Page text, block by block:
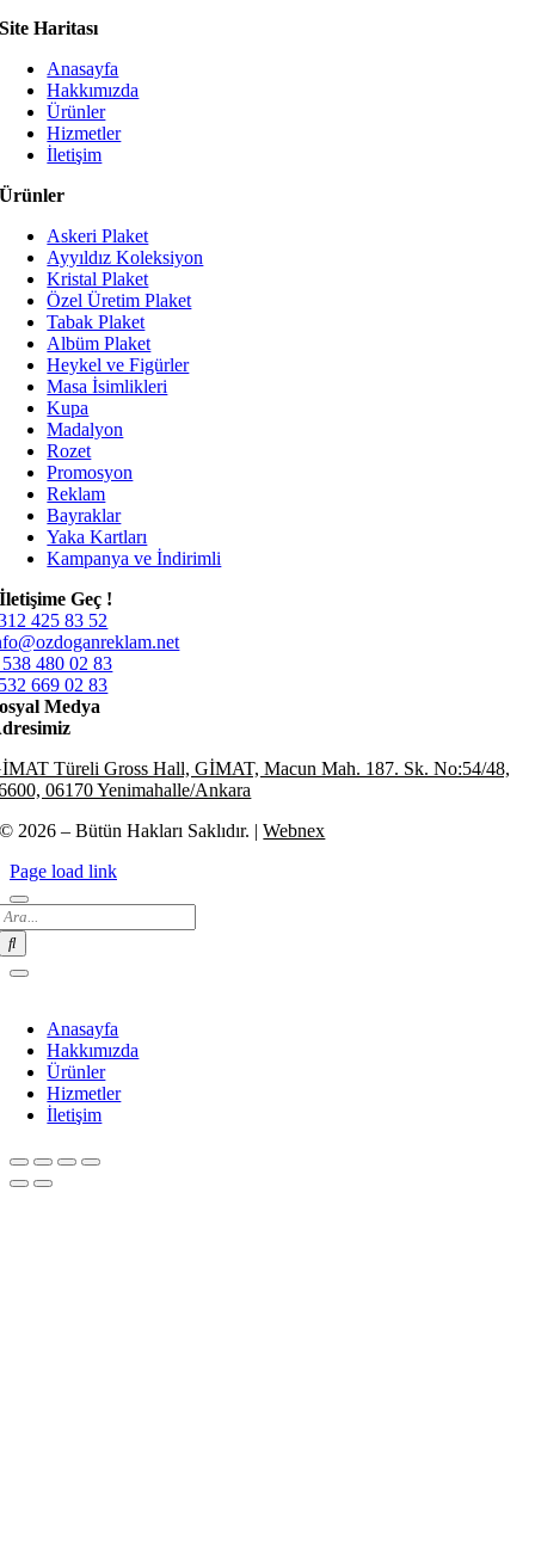
Site Haritası
Anasayfa
Hakkımızda
Ürünler
Hizmetler
İletişim
Ürünler
Askeri Plaket
Ayyıldız Koleksiyon
Kristal Plaket
Özel Üretim Plaket
Tabak Plaket
Albüm Plaket
Heykel ve Figürler
Masa İsimlikleri
Kupa
Madalyon
Rozet
Promosyon
Reklam
Bayraklar
Yaka Kartları
Kampanya ve İndirimli
İletişime Geç !
425 83 52
480 02 83
669 02 83
Medya
Türeli Gross Hall, GİMAT, Macun Mah. 187. Sk. No:54/48,
06170 Yenimahalle/Ankara
© 2026 – Bütün Hakları Saklıdır. |Webnex
Page load link
Anasayfa
Hakkımızda
Ürünler
Hizmetler
İletişim